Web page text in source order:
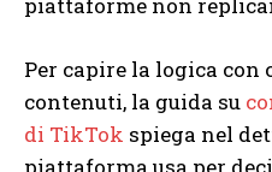
Per capire la logica
contenuti, la guida su
di TikTok spiega nel
piattaforma usa per